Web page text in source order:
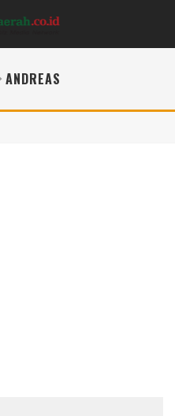
ANDREAS